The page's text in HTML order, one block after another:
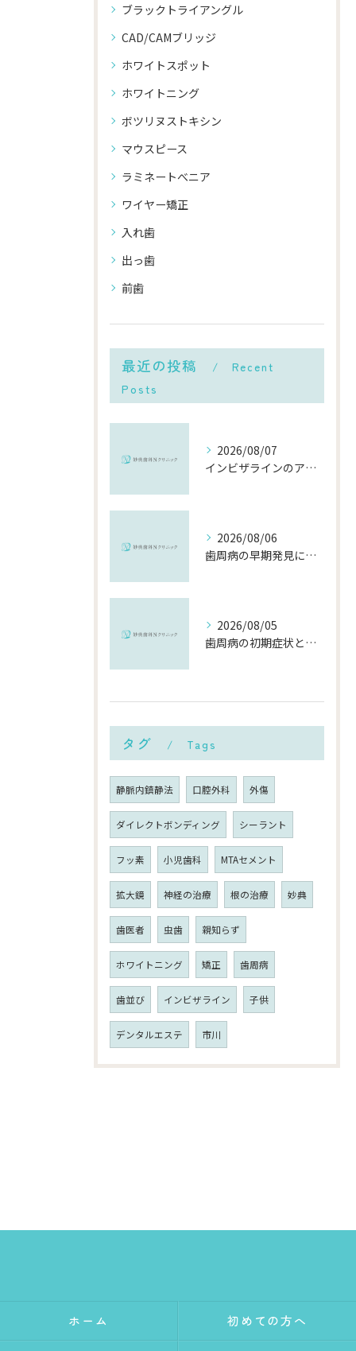
ブラックトライアングル
CAD/CAMブリッジ
ホワイトスポット
ホワイトニング
ボツリヌストキシン
マウスピース
ラミネートべニア
ワイヤー矯正
入れ歯
出っ歯
前歯
最近の投稿
Recent
Posts
2026/08/07
インビザラインのアフターケアを千葉県市川市で安心して受ける費用や再治療の流れ徹底解説
2026/08/06
歯周病の早期発見に役立つチェック方法と千葉県市川市で受診するメリット
2026/08/05
歯周病の初期症状と千葉県市川市で早期に対策を始めるポイント
タグ Tags
静脈内鎮静法 口腔外科 外傷
ダイレクトボンディング シーラント
フッ素 小児歯科 MTAセメント
拡大鏡 神経の治療 根の治療 妙典
歯医者 虫歯 親知らず
ホワイトニング 矯正 歯周病
歯並び インビザライン 子供
デンタルエステ 市川
ホーム 初めての方へ